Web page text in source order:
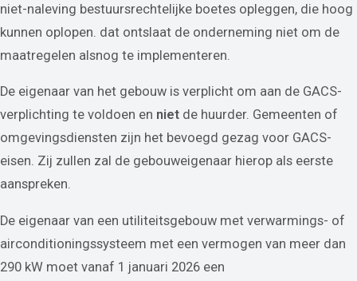
niet-naleving bestuursrechtelijke boetes opleggen, die hoog
kunnen oplopen. dat ontslaat de onderneming niet om de
maatregelen alsnog te implementeren.
De eigenaar van het gebouw is verplicht om aan de GACS-
verplichting te voldoen en niet de huurder. Gemeenten of
omgevingsdiensten zijn het bevoegd gezag voor GACS-
eisen. Zij zullen zal de gebouweigenaar hierop als eerste
aanspreken.
De eigenaar van een utiliteitsgebouw met verwarmings- of
airconditioningssysteem met een vermogen van meer dan
290 kW moet vanaf 1 januari 2026 een